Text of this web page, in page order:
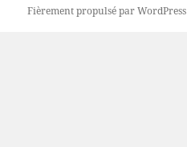
Fièrement propulsé par WordPress